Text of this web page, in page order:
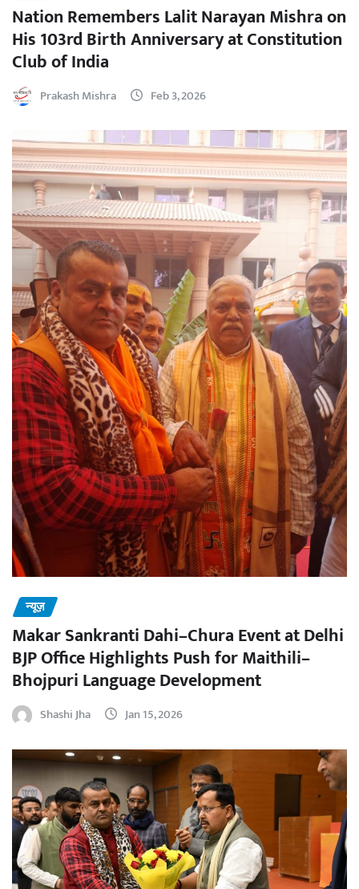
Nation Remembers Lalit Narayan Mishra on
His 103rd Birth Anniversary at Constitution
Club of India
Prakash Mishra Feb 3, 2026
न्यूज़
Makar Sankranti Dahi–Chura Event at Delhi
BJP Office Highlights Push for Maithili–
Bhojpuri Language Development
Shashi Jha Jan 15, 2026